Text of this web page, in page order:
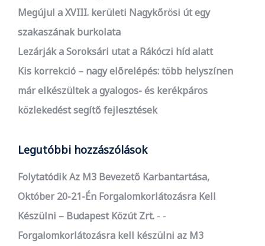
Megújul a XVIII. kerületi Nagykőrösi út egy
szakaszának burkolata
Lezárják a Soroksári utat a Rákóczi híd alatt
Kis korrekció – nagy előrelépés: több helyszínen
már elkészültek a gyalogos- és kerékpáros
közlekedést segítő fejlesztések
Legutóbbi hozzászólások
Folytatódik Az M3 Bevezető Karbantartása,
Október 20-21-Én Forgalomkorlátozásra Kell
Készülni – Budapest Közút Zrt.
-
Forgalomkorlátozásra kell készülni az M3